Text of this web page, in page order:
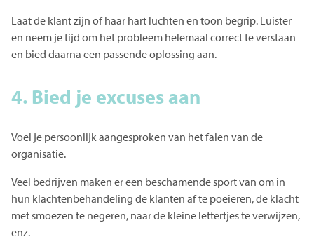
Laat de klant zijn of haar hart luchten en toon begrip. Luister
en neem je tijd om het probleem helemaal correct te verstaan
en bied daarna een passende oplossing aan.
4. Bied je excuses aan
Voel je persoonlijk aangesproken van het falen van de
organisatie.
Veel bedrijven maken er een beschamende sport van om in
hun klachtenbehandeling de klanten af te poeieren, de klacht
met smoezen te negeren, naar de kleine lettertjes te verwijzen,
enz.